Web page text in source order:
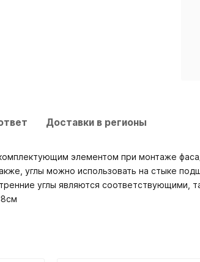
Доставки в регионы
элементом при монтаже
углы можно использовать на стыке
углы являются соответствующими,